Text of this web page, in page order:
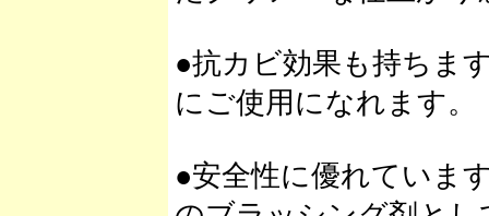
●抗カビ効果も持ちま
にご使用になれます。
●安全性に優れていま